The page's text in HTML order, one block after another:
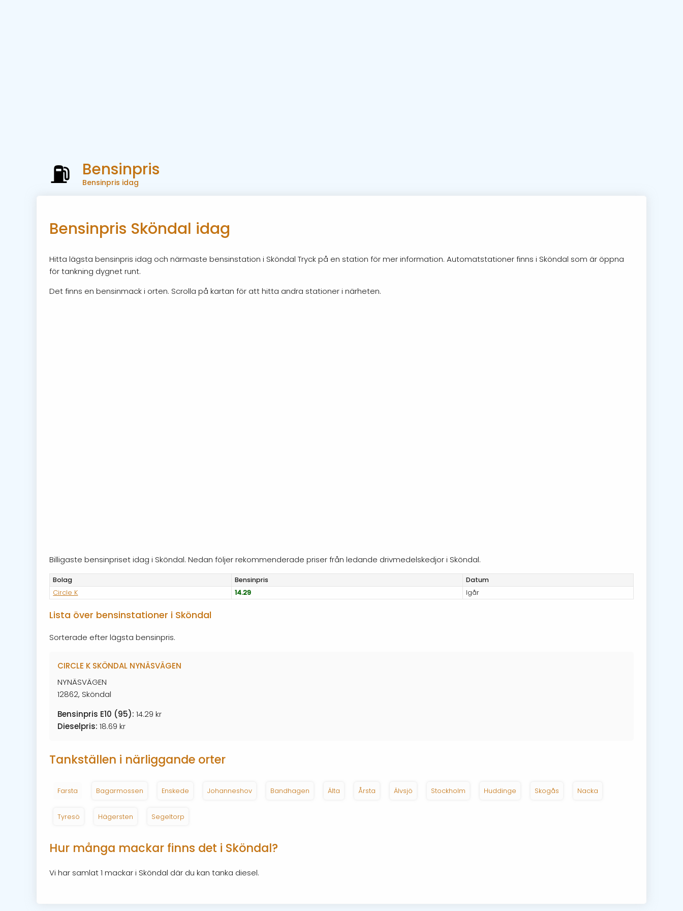
Bensinpris
Bensinpris idag
Bensinpris Sköndal idag
Hitta lägsta bensinpris idag och närmaste bensinstation i Sköndal Tryck på en station för mer information. Automatstationer finns i Sköndal som är öppna
för tankning dygnet runt.
Det finns en bensinmack i orten. Scrolla på kartan för att hitta andra stationer i närheten.
Billigaste bensinpriset idag i Sköndal. Nedan följer rekommenderade priser från ledande drivmedelskedjor i Sköndal.
Bolag Bensinpris
Datum
Circle K
14.29 Igår
Lista över bensinstationer i Sköndal
Sorterade efter lägsta bensinpris.
CIRCLE K SKÖNDAL NYNÄSVÄGEN
NYNÄSVÄGEN
12862, Sköndal
Bensinpris E10 (95): 14.29 kr
Dieselpris: 18.69 kr
Tankställen i närliggande orter
Farsta Bagarmossen Enskede Johanneshov Bandhagen Älta Årsta Älvsjö Stockholm Huddinge Skogås Nacka
Tyresö Hägersten Segeltorp
Hur många mackar finns det i Sköndal?
Vi har samlat 1 mackar i Sköndal där du kan tanka diesel.